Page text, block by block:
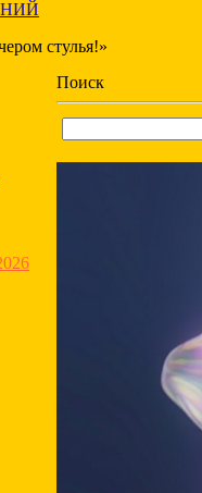
стулья!»
Поиск